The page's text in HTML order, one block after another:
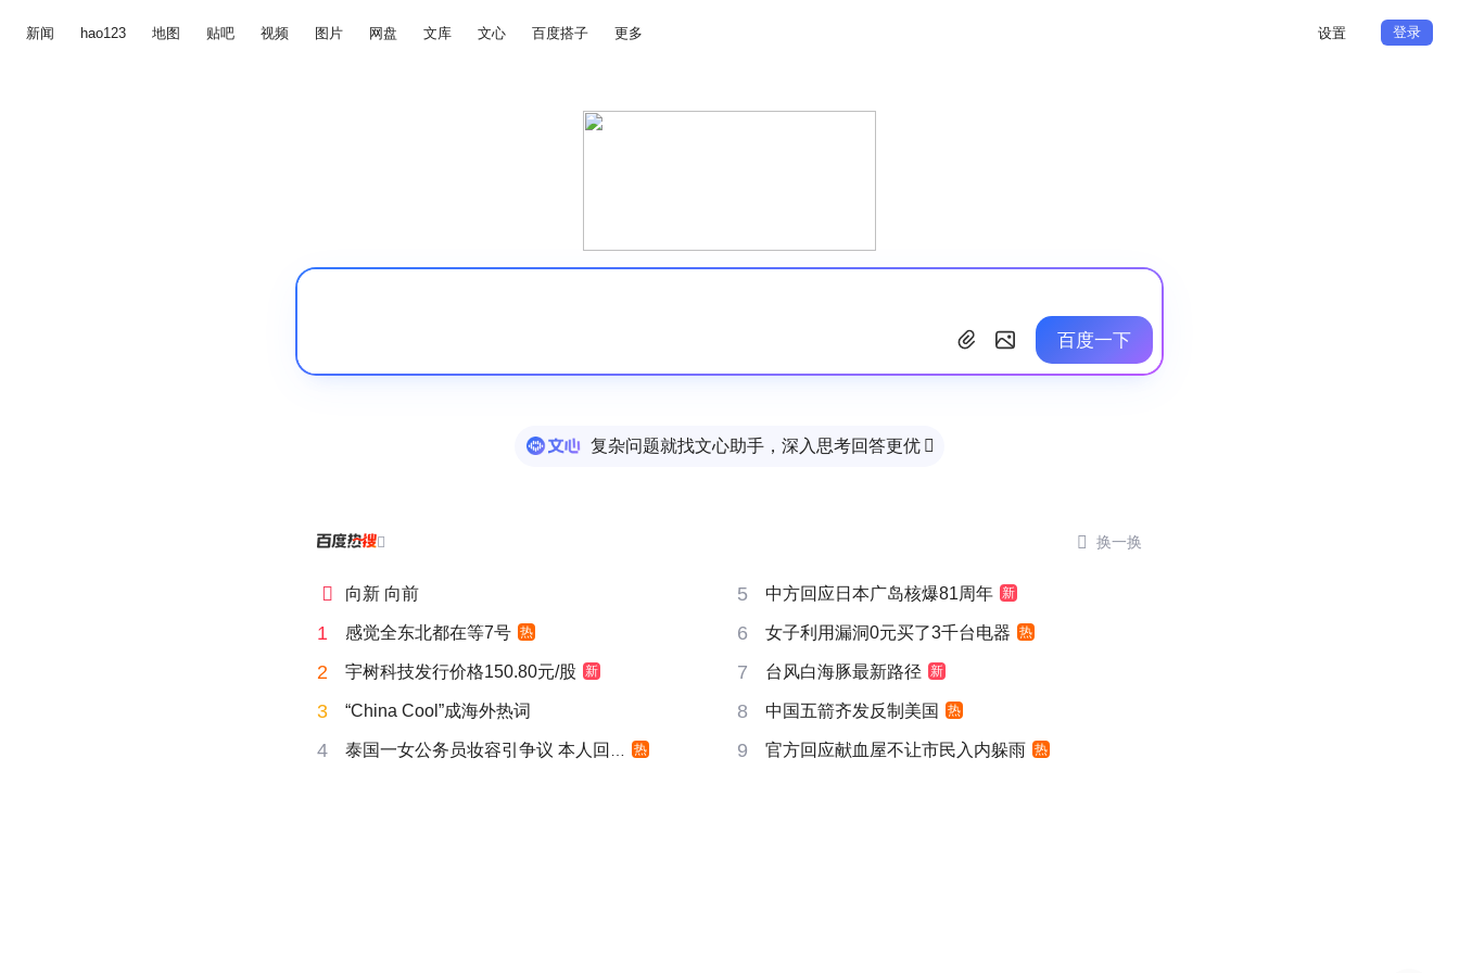
新闻 hao123 地图 贴吧 视频 图片 网盘 文库 文心 百度搭子 更多 设置 登录
百度一下
复杂问题就找文心助手，深入思考回答更优 
  换一换
 向新 向前 5 中方回应日本广岛核爆81周年 新
1 感觉全东北都在等7号 热 6 女子利用漏洞0元买了3千台电器 热
2 宇树科技发行价格150.80元/股 新 7 台风白海豚最新路径 新
3 “China Cool”成海外热词 8 中国五箭齐发反制美国 热
4 泰国一女公务员妆容引争议 本人回应 热 9 官方回应献血屋不让市民入内躲雨 热